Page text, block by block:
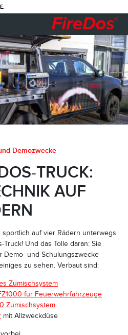
Demozwecke
TRUCK:
AUF
auf vier Rädern unterwegs
Und das Tolle daran: Sie
Demo- und Schulungszwecke
zu sehen. Verbaut sind:
Zumischsystem
für Feuerwehrfahrzeuge
Zumischsystem
mit Allzweckdüse